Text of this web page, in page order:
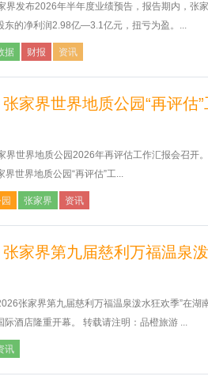
界发布2026年半年度业绩预告，报告期内，张
东的净利润2.98亿—3.1亿元，扭亏为盈。...
据 财报 资讯
张家界世界地质公园“再评估
界世界地质公园2026年再评估工作汇报会召开
界世界地质公园“再评估”工...
张家界 资讯
张家界第九届慈利万福温泉
张家界第九届慈利万福温泉泼水狂欢季”在湖
际酒店隆重开幕。 转载请注明：品橙旅游 ...
讯